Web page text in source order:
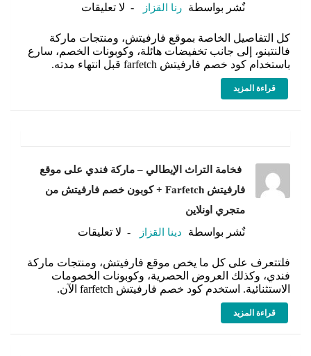
نٌشر بواسطة رنا القزاز لا تعليقات
كل التفاصيل الخاصة بموقع فارفيتش، ومنتجات ماركة
فالنتينو، إلى جانب تخفيضات هائلة، وكوبونات الخصم، سارع
باستخدام كود خصم فارفيتش farfetch قبل انتهاء مدته.
قراءة المزيد
فخامة التراث الإيطالي – ماركة فندي على موقع
فارفيتش Farfetch + كوبون خصم فارفيتش من
متجري اونلاين
نٌشر بواسطة
دينا القزاز لا تعليقات
فلتتعرف على كل ما يخص موقع فارفيتش، ومنتجات ماركة
فندي، وكذلك العروض الحصرية، وكوبونات الخصومات
الاستثنائية. استخدم كود خصم فارفيتش farfetch الآن.
قراءة المزيد